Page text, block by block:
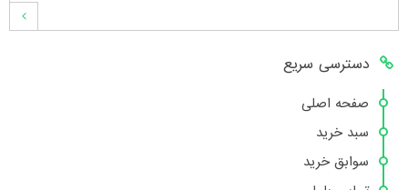
محمدشهنوازیمی گوید :
سلام بنده محمد شهنوازی فقط بوسیله ا [...]
محمدمی گوید :
سلام تعداد کتاب۶در سایت زیاد نیست [...]
دسترسی سریع
صفحه اصلی
سبد خرید
سوابق خرید